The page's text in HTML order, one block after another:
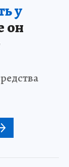
у
он